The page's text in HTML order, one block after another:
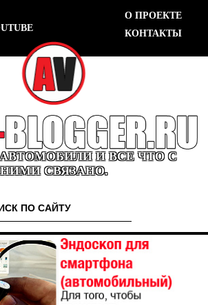
О ПРОЕКТЕ
КОНТАКТЫ
И ВСЕ ЧТО С
НИМИ СВЯЗАНО.